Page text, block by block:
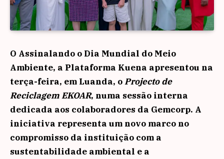
O Assinalando o Dia Mundial do Meio
Ambiente, a Plataforma Kuena apresentou na
terça-feira, em Luanda, oProjecto de
Reciclagem EKOAR, numa sessão interna
dedicada aos colaboradores da Gemcorp. A
iniciativa representa um novo marco no
compromisso da instituição com a
sustentabilidade ambiental e a